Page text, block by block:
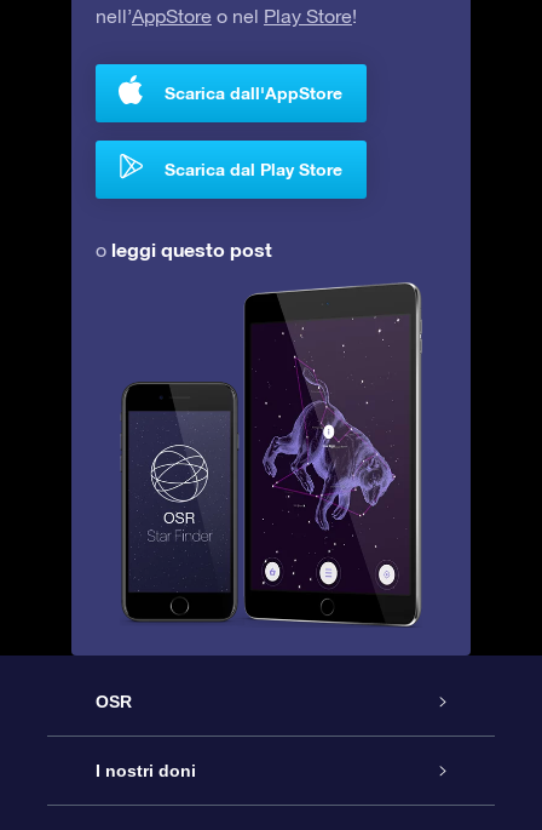
nell’AppStore o nel Play Store!
Scarica dall'AppStore
Scarica dal Play Store
o leggi questo post
OSR
Assistenza
I nostri doni